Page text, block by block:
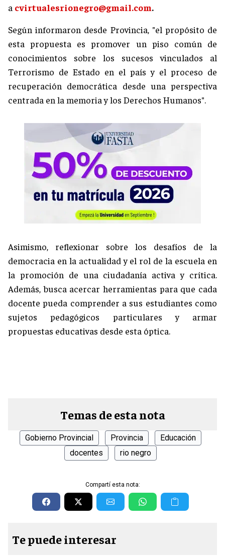
a cvirtualesrionegro@gmail.com.
Según informaron desde Provincia, "el propósito de
esta propuesta es promover un piso común de
conocimientos sobre los sucesos vinculados al
Terrorismo de Estado en el país y el proceso de
recuperación democrática desde una perspectiva
centrada en la memoria y los Derechos Humanos".
Asimismo, reflexionar sobre los desafíos de la
democracia en la actualidad y el rol de la escuela en
la promoción de una ciudadanía activa y crítica.
Además, busca acercar herramientas para que cada
docente pueda comprender a sus estudiantes como
sujetos pedagógicos particulares y armar
propuestas educativas desde esta óptica.
Temas de esta nota
Gobierno Provincial Provincia
Educación
docentes
rio negro
Compartí esta nota:
Te puede interesar